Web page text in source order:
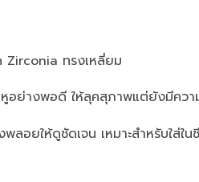
Zirconia ทรงเหลี่ยม
หูอย่างพอดี ให้ลุคสุภาพแต่ยังมีคว
ยให้ดูชัดเจน เหมาะสำหรับใส่ใน